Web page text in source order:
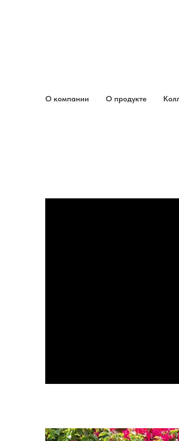
О компании О продукте